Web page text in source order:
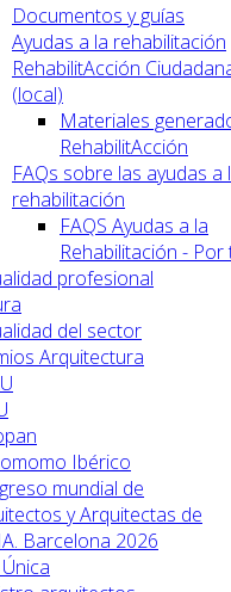
Documentos y guías
Ayudas a la rehabilitación
RehabilitAcción
(local)
Materiales
RehabilitAcción
FAQs sobre las ayudas a
rehabilitación
FAQS Ayudas a la
Rehabilitación - Por
profesional
del sector
Arquitectura
Ibérico
mundial de
y Arquitectas de
Barcelona 2026